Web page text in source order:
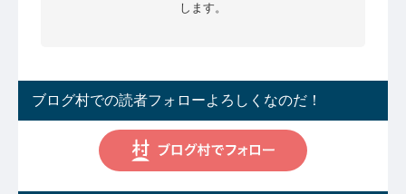
します。
ブログ村での読者フォローよろしくなのだ！